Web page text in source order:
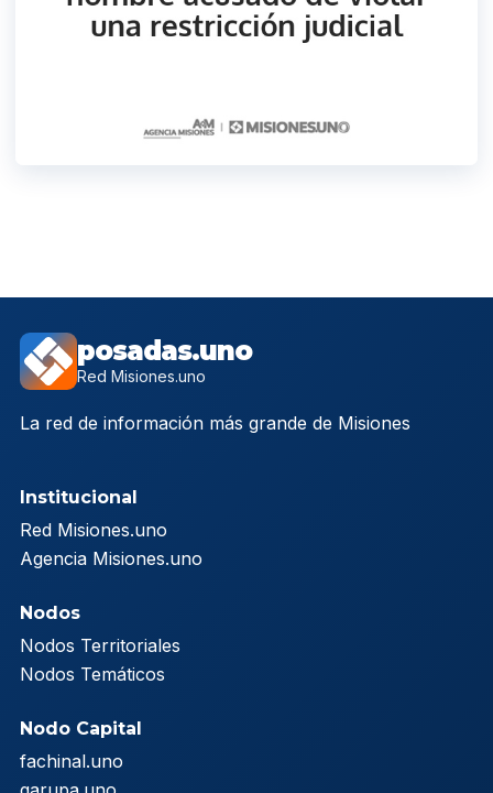
posadas.uno
Red Misiones.uno
La red de información más grande de Misiones
Institucional
Red Misiones.uno
Agencia Misiones.uno
Nodos
Nodos Territoriales
Nodos Temáticos
Nodo Capital
fachinal.uno